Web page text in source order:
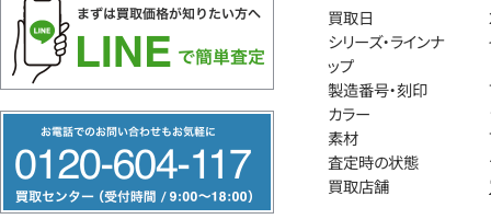
リ
ー
買取日
シリーズ・ラインナ
ップ
製造番号・刻印
カラー
素材
査定時の状態
買取店舗